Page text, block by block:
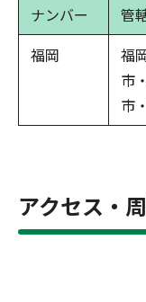
ナンバー
管
福岡
福
市
市
アクセス・